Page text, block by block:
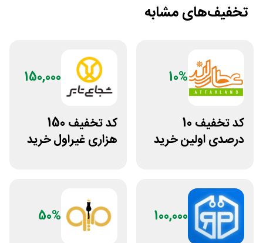
تخفیف‌های مشابه
10%
کد تخفیف 10
درصدی اولین خرید
150,000
کد تخفیف 150
هزاری غیراول خرید
100,000
50%